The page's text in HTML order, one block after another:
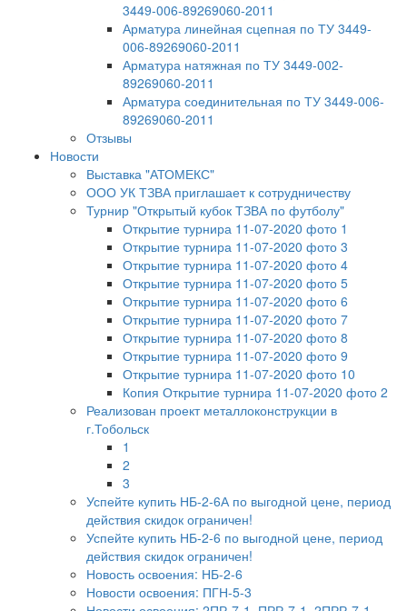
3449-006-89269060-2011
Арматура линейная сцепная по ТУ 3449-
006-89269060-2011
Арматура натяжная по ТУ 3449-002-
89269060-2011
Арматура соединительная по ТУ 3449-006-
89269060-2011
Отзывы
Новости
Выставка "АТОМЕКС"
ООО УК ТЗВА приглашает к сотрудничеству
Турнир "Открытый кубок ТЗВА по футболу"
Открытие турнира 11-07-2020 фото 1
Открытие турнира 11-07-2020 фото 3
Открытие турнира 11-07-2020 фото 4
Открытие турнира 11-07-2020 фото 5
Открытие турнира 11-07-2020 фото 6
Открытие турнира 11-07-2020 фото 7
Открытие турнира 11-07-2020 фото 8
Открытие турнира 11-07-2020 фото 9
Открытие турнира 11-07-2020 фото 10
Копия Открытие турнира 11-07-2020 фото 2
Реализован проект металлоконструкции в
г.Тобольск
1
2
3
Успейте купить НБ-2-6А по выгодной цене, период
действия скидок ограничен!
Успейте купить НБ-2-6 по выгодной цене, период
действия скидок ограничен!
Новость освоения: НБ-2-6
Новости освоения: ПГН-5-3